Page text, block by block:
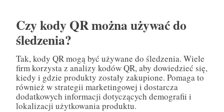
Czy kody QR można używać do
śledzenia?
Tak, kody QR mogą być używane do śledzenia. Wiele
firm korzysta z analizy kodów QR, aby dowiedzieć się,
kiedy i gdzie produkty zostały zakupione. Pomaga to
również w strategii marketingowej i dostarcza
dodatkowych informacji dotyczących demografii i
lokalizacji użytkowania produktu.